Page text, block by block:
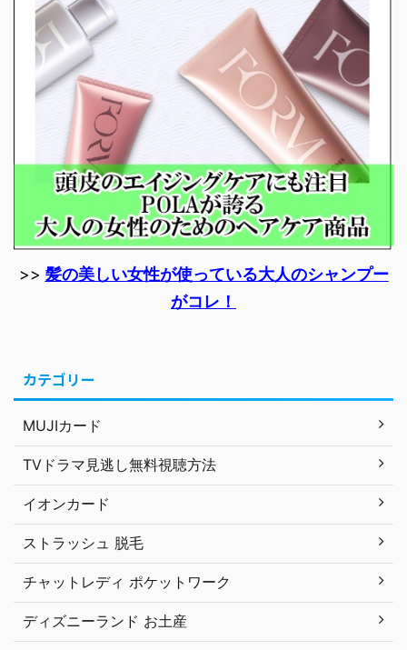
>> 髪の美しい女性が使っている大人のシャンプー
がコレ！
カテゴリー
MUJIカード
TVドラマ見逃し無料視聴方法
イオンカード
ストラッシュ 脱毛
チャットレディ ポケットワーク
ディズニーランド お土産